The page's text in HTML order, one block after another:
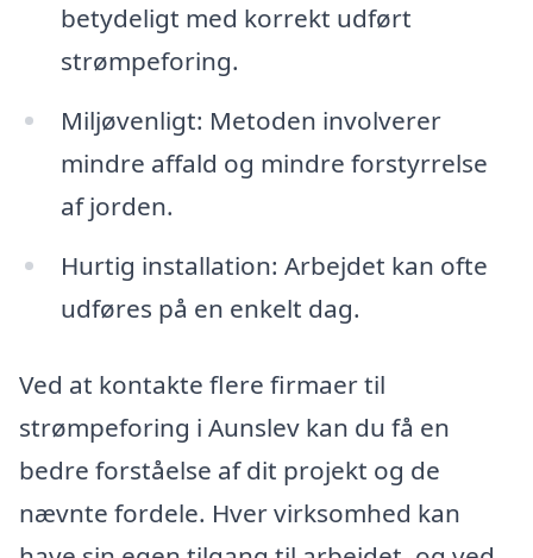
betydeligt med korrekt udført
strømpeforing.
Miljøvenligt: Metoden involverer
mindre affald og mindre forstyrrelse
af jorden.
Hurtig installation: Arbejdet kan ofte
udføres på en enkelt dag.
Ved at kontakte flere firmaer til
strømpeforing i Aunslev kan du få en
bedre forståelse af dit projekt og de
nævnte fordele. Hver virksomhed kan